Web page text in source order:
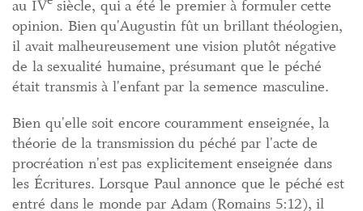
au IV siècle, qui a été le premier à formuler cette
opinion. Bien qu'Augustin fût un brillant théologien,
il avait malheureusement une vision plutôt négative
de la sexualité humaine, présumant que le péché
était transmis à l'enfant par la semence masculine.
Bien qu'elle soit encore couramment enseignée, la
théorie de la transmission du péché par l'acte de
procréation n'est pas explicitement enseignée dans
les Écritures. Lorsque Paul annonce que le péché est
entré dans le monde par Adam (Romains 5:12), il